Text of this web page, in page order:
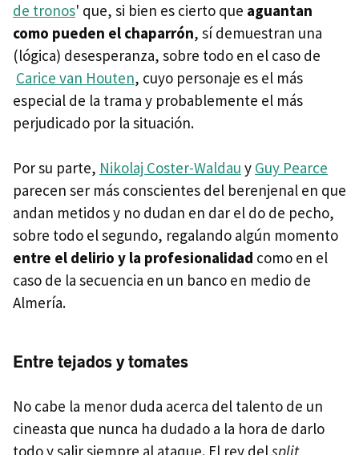
de tronos' que, si bien es cierto que aguantan
como pueden el chaparrón, sí demuestran una
(lógica) desesperanza, sobre todo en el caso de
Carice van Houten, cuyo personaje es el más
especial de la trama y probablemente el más
perjudicado por la situación.
Por su parte, Nikolaj Coster-Waldau y Guy Pearce
parecen ser más conscientes del berenjenal en que
andan metidos y no dudan en dar el do de pecho,
sobre todo el segundo, regalando algún momento
entre el delirio y la profesionalidad como en el
caso de la secuencia en un banco en medio de
Almería.
Entre tejados y tomates
No cabe la menor duda acerca del talento de un
cineasta que nunca ha dudado a la hora de darlo
todo y salir siempre al ataque. El rey delsplit